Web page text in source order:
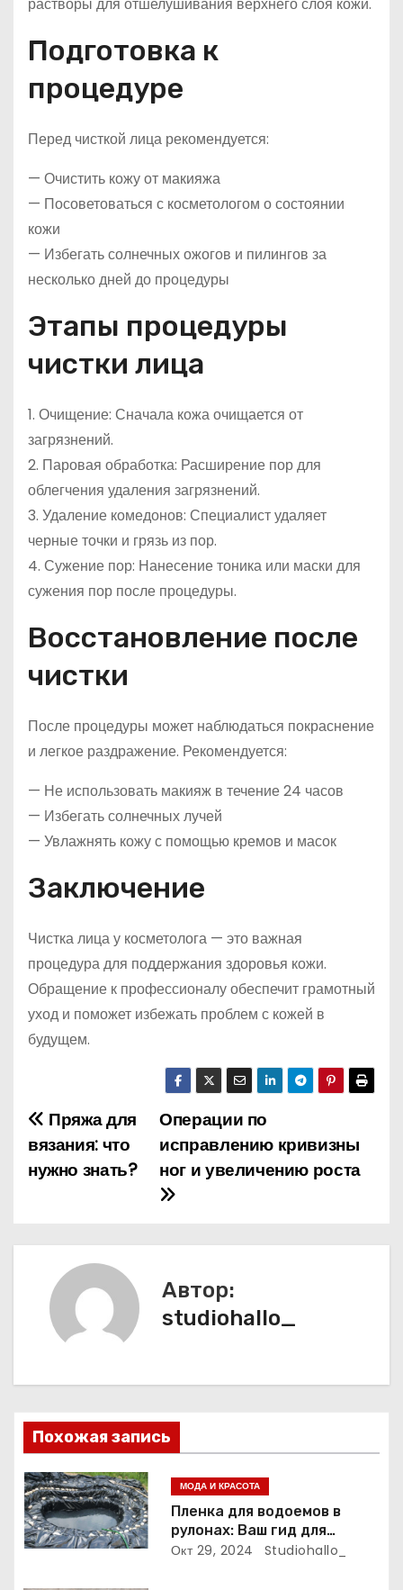
Подготовка к
процедуре
Перед чисткой лица рекомендуется:
— Очистить кожу от макияжа
— Посоветоваться с косметологом о состоянии
кожи
— Избегать солнечных ожогов и пилингов за
несколько дней до процедуры
Этапы процедуры
чистки лица
1. Очищение: Сначала кожа очищается от
загрязнений.
2. Паровая обработка: Расширение пор для
облегчения удаления загрязнений.
3. Удаление комедонов: Специалист удаляет
черные точки и грязь из пор.
4. Сужение пор: Нанесение тоника или маски для
сужения пор после процедуры.
Восстановление после
чистки
После процедуры может наблюдаться покраснение
и легкое раздражение. Рекомендуется:
— Не использовать макияж в течение 24 часов
— Избегать солнечных лучей
— Увлажнять кожу с помощью кремов и масок
Заключение
Чистка лица у косметолога — это важная
процедура для поддержания здоровья кожи.
Обращение к профессионалу обеспечит грамотный
уход и поможет избежать проблем с кожей в
будущем.
Н
а
и
и
я
п
о
з
а
Операции по
исправлению кривизны
ног и увеличению роста
Пряжа для
вязания: что
нужно знать?
Автор:
studiohallo_
Похожая запись
МОДА И КРАСОТА
Пленка для водоемов в
рулонах: Ваш гид для
выбора и применения
Окт 29, 2024 Studiohallo_